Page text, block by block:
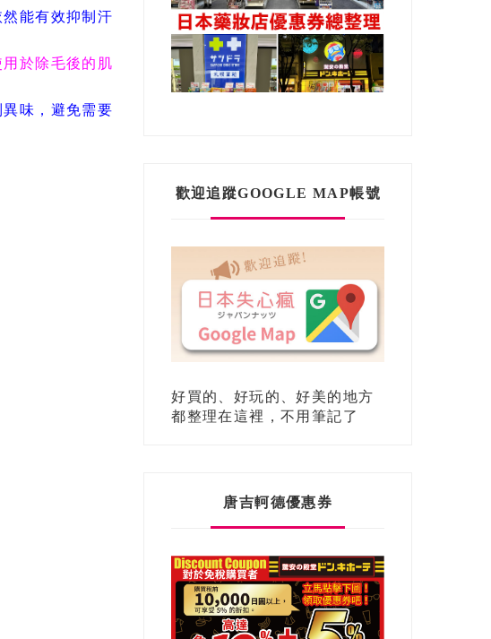
能有效抑制汗
於除毛後的肌
味，避免需要
歡迎追蹤GOOGLE MAP帳號
好買的、好玩的、好美的地方
都整理在這裡，不用筆記了
唐吉軻德優惠券